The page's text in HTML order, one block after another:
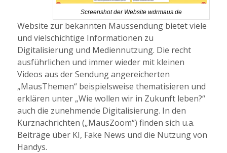
Screenshot der Website wdrmaus.de
Website zur bekannten Maussendung bietet viele
und vielschichtige Informationen zu
Digitalisierung und Mediennutzung. Die recht
ausführlichen und immer wieder mit kleinen
Videos aus der Sendung angereicherten
„MausThemen“ beispielsweise thematisieren und
erklären unter „Wie wollen wir in Zukunft leben?“
auch die zunehmende Digitalisierung. In den
Kurznachrichten („MausZoom“) finden sich u.a.
Beiträge über KI, Fake News und die Nutzung von
Handys.